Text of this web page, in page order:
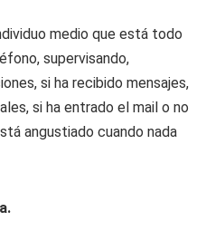
medio que está todo
supervisando,
si ha recibido mensajes,
si ha entrado el mail o no
angustiado cuando nada